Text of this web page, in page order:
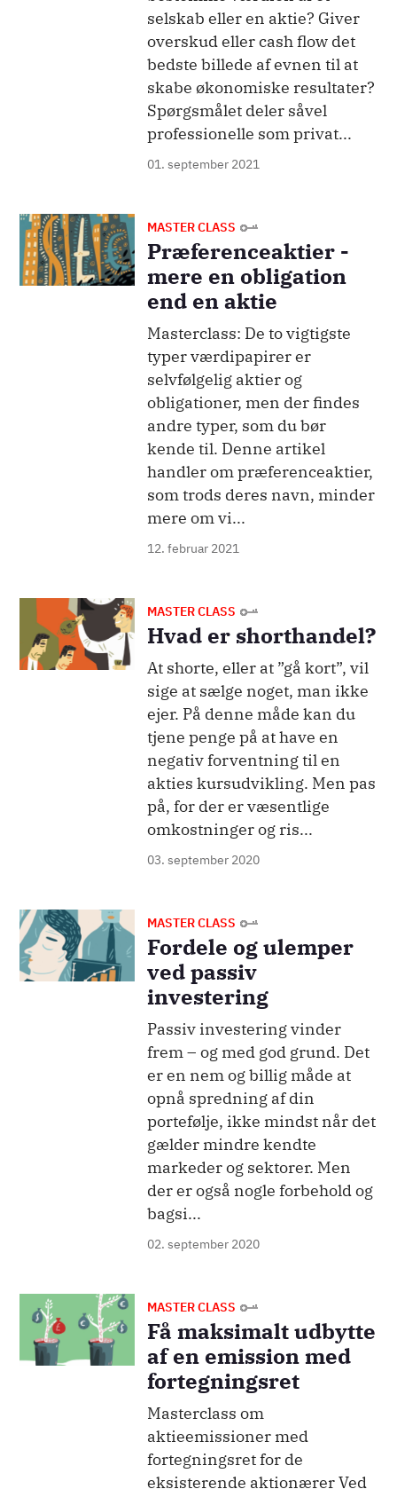
selskab eller en aktie? Giver
overskud eller cash flow det
bedste billede af evnen til at
skabe økonomiske resultater?
Spørgsmålet deler såvel
professionelle som privat...
01. september 2021
Billede MASTER CLASS
Præferenceaktier -
mere en obligation
end en aktie
Masterclass: De to vigtigste
typer værdipapirer er
selvfølgelig aktier og
obligationer, men der findes
andre typer, som du bør
kende til. Denne artikel
handler om præferenceaktier,
som trods deres navn, minder
mere om vi...
12. februar 2021
Billede MASTER CLASS
Hvad er shorthandel?
At shorte, eller at ”gå kort”, vil
sige at sælge noget, man ikke
ejer. På denne måde kan du
tjene penge på at have en
negativ forventning til en
akties kursudvikling. Men pas
på, for der er væsentlige
omkostninger og ris...
03. september 2020
Billede MASTER CLASS
Fordele og ulemper
ved passiv
investering
Passiv investering vinder
frem – og med god grund. Det
er en nem og billig måde at
opnå spredning af din
portefølje, ikke mindst når det
gælder mindre kendte
markeder og sektorer. Men
der er også nogle forbehold og
bagsi...
02. september 2020
Billede MASTER CLASS
Få maksimalt udbytte
af en emission med
fortegningsret
Masterclass om
aktieemissioner med
fortegningsret for de
eksisterende aktionærer Ved